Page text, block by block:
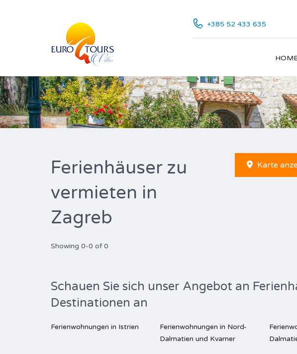
+385 52 433 635
Ferienhäuser zu
vermieten in
Zagreb
Karte
Showing 0-0 of 0
Schauen Sie sich unser Angebot an
Destinationen an
Ferienwohnungen in Istrien
Ferienwohnungen in Nord-
Dalmatien und Kvarner